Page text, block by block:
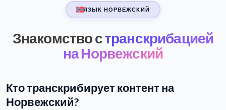
ЯЗЫК НОРВЕЖСКИЙ
Знакомство странскрибацией
на Норвежский
Кто транскрибирует контент на
Норвежский?